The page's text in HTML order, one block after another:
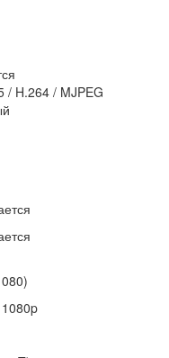
/ H.264 / MJPEG